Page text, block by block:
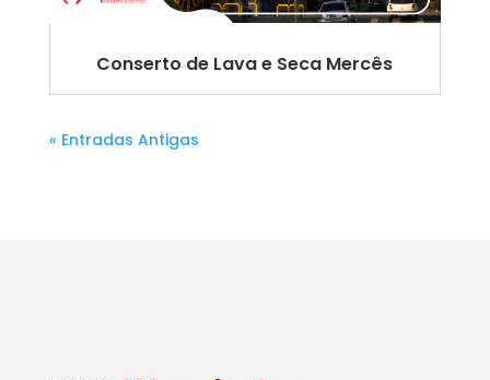
Conserto de Lava e Seca Mercês
« Entradas Antigas